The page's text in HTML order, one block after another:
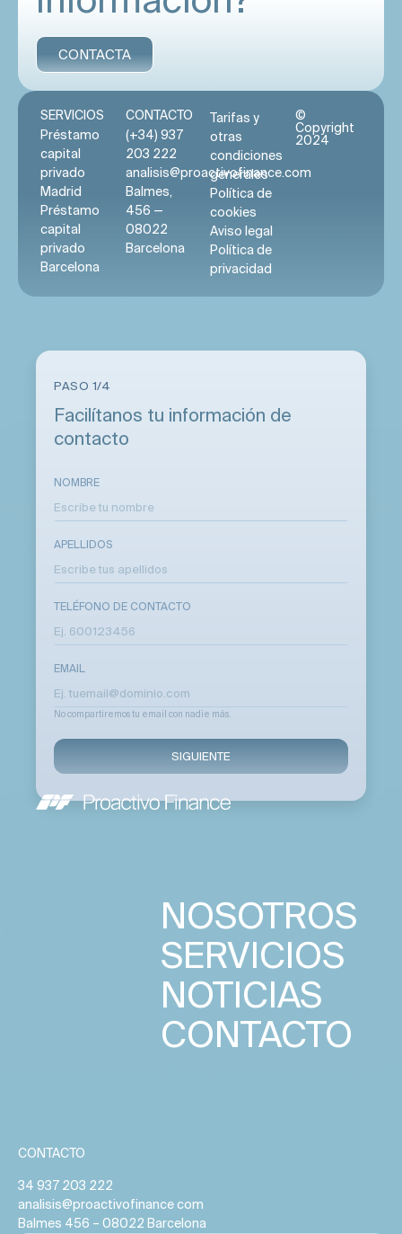
CONTACTA
SERVICIOS
Préstamo
capital
privado
Madrid
Préstamo
capital
privado
Barcelona
CONTACTO
(+34) 937
203 222
analisis@proactivofinance.com
Balmes,
456 —
08022
Barcelona
Tarifas y
otras
condiciones
generales
Política de
cookies
Aviso legal
Política de
privacidad
©
Copyright
2024
PASO 1/4
Facilítanos tu información de
contacto
NOMBRE
APELLIDOS
TELÉFONO DE CONTACTO
EMAIL
No compartiremos tu email con nadie más.
SIGUIENTE
NOSOTROS
SERVICIOS
NOTICIAS
CONTACTO
CONTACTO
34 937 203 222
analisis@proactivofinance com
Balmes 456 – 08022 Barcelona